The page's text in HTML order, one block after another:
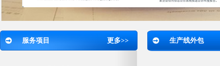
生产线外包
服务项目 更多>>